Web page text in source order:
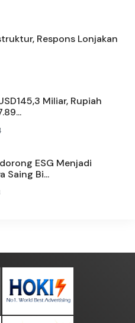
Respons Lonjakan
Miliar, Rupiah
ESG Menjadi
Saing Bi...